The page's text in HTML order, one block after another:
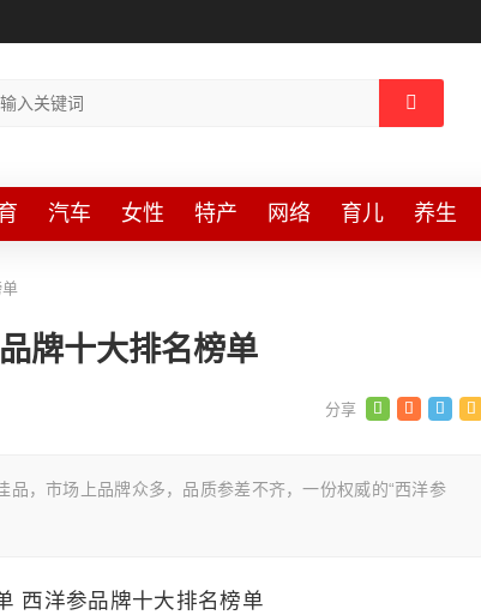
汽车 女性 特产 网络 育儿 养生
牌十大排名榜单
，市场上品牌众多，品质参差不齐，一份权威的“西洋参